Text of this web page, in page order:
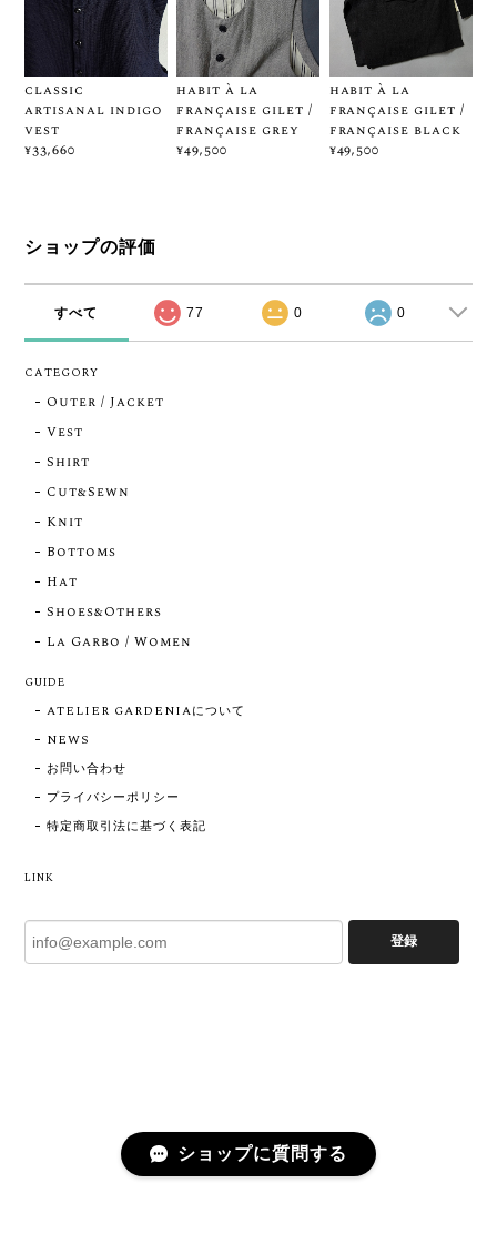
classic
artisanal indigo
vest
¥33,660
habit à la
française gilet /
française grey
¥49,500
habit à la
française gilet /
française black
¥49,500
ショップの評価
すべて 77 0 0
CATEGORY
Outer / Jacket
Vest
Shirt
Cut&Sewn
Knit
Bottoms
Hat
Shoes&Others
La Garbo / Women
GUIDE
ATELIER GARDENIAについて
NEWS
お問い合わせ
プライバシーポリシー
特定商取引法に基づく表記
LINK
登録
ショップに質問する